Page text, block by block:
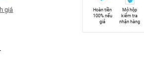
giá
Hoàn tiền
100% nếu
giả
Mở hộp
kiểm tra
nhận hàng